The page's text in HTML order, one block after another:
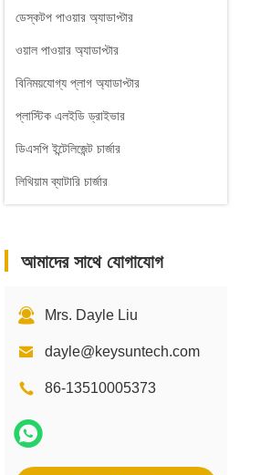
ডেস্কটপ পাওয়ার অ্যাডাপ্টার
ওয়াল পাওয়ার অ্যাডাপ্টার
বিনিময়যোগ্য প্লাগ অ্যাডাপ্টার
প্লাস্টিক এলইডি ড্রাইভার
ডিএসপি ইন্টেলিজেন্ট চার্জার
লিথিয়াম ব্যাটারি চার্জার
আমাদের সাথে যোগাযোগ
Mrs. Dayle Liu
dayle@keysuntech.com
86-13510005373